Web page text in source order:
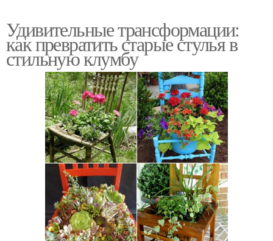
Удивительные трансформации:
как превратить старые стулья в
стильную клумбу